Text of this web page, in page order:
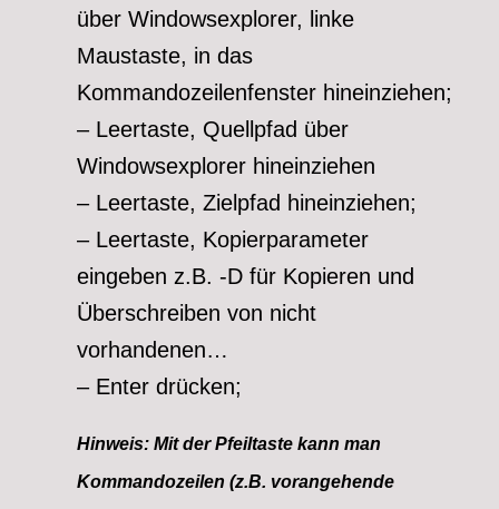
über Windowsexplorer, linke
Maustaste, in das
Kommandozeilenfenster hineinziehen;
– Leertaste, Quellpfad über
Windowsexplorer hineinziehen
– Leertaste, Zielpfad hineinziehen;
– Leertaste, Kopierparameter
eingeben z.B. -D für Kopieren und
Überschreiben von nicht
vorhandenen…
– Enter drücken;
Hinweis: Mit der Pfeiltaste kann man
Kommandozeilen (z.B. vorangehende